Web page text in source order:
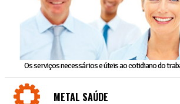
Os serviços necessários e úteis ao cotidiano do
METAL SAÚDE